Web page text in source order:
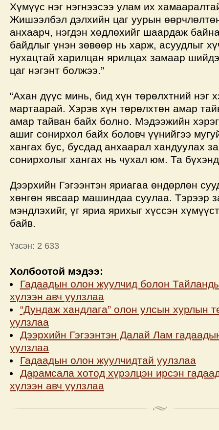
Хүмүүс нэг нэгнээсээ улам их
Жишээлбэл дэлхийн цаг уурын
анхаарч, нэгдэн хөдлөхийг шаардаж
байдлыг үнэн зөвөөр нь харж, асуудлыг
нухацтай харилцан ярилцах замаар
цаг нэгэнт болжээ.”
“Ахан дүүс минь, бид хүн төрөлхтний нэг
мартаарай. Хэрэв хүн төрөлхтөн амар
амар тайван байх болно. Мэдээжийн
ашиг сонирхол байх боловч үүнийгээ
хангах бус, бусдад анхаарал хандуулах
сонирхолыг хангах нь чухал юм. Та
Дээрхийн Гэгээнтэн яриагаа өндөрлөн
хөнгөн явсаар машиндаа суулаа. Тэрээр
мэндлэхийг, үг яриа ярихыг хүссэн
байв.
Үзсэн: 2 633
Холбоотой мэдээ:
Гадаадын олон жуулчид болон
хүлээн авч уулзлаа
“Дундаж хандлага” олон улсын хурлын
уулзлаа
Дээрхийн Гэгээнтэн Далай Лам
уулзлаа
Гадаадын олон жуулчидтай уулзлаа
Дарамсала хотод хүрэлцэн ирсэн
хүлээн авч уулзлаа